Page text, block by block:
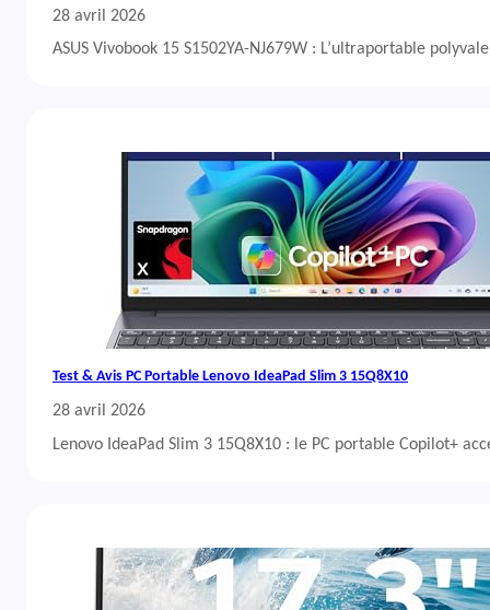
28 avril 2026
ASUS Vivobook 15 S1502YA-NJ679W : L’ultraportable
Test & Avis PC Portable Lenovo IdeaPad Slim 3 15Q8X10
28 avril 2026
Lenovo IdeaPad Slim 3 15Q8X10 : le PC portable Copilot+